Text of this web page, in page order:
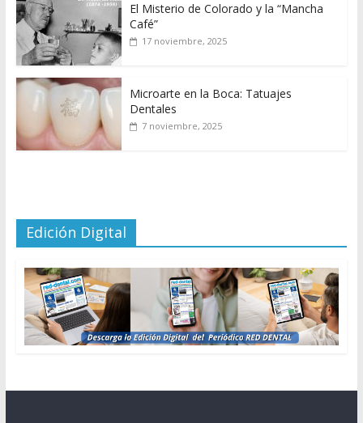
El Misterio de Colorado y la “Mancha
Café”
17 noviembre, 2025
Microarte en la Boca: Tatuajes
Dentales
7 noviembre, 2025
Edición Digital